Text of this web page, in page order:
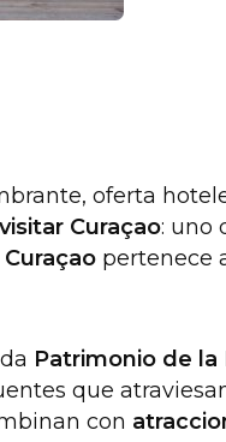
oferta
Curaçao: uno
Curaçaopertenece
Patrimonio de la
que
con